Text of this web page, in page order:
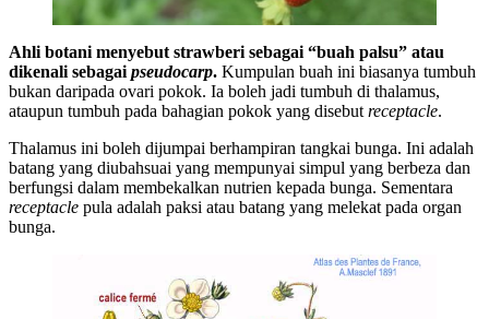
Ahli botani menyebut strawberi sebagai “buah palsu” atau
dikenali sebagai pseudocarp. Kumpulan buah ini biasanya tumbuh
bukan daripada ovari pokok. Ia boleh jadi tumbuh di thalamus,
ataupun tumbuh pada bahagian pokok yang disebut receptacle.
Thalamus ini boleh dijumpai berhampiran tangkai bunga. Ini adalah
batang yang diubahsuai yang mempunyai simpul yang berbeza dan
berfungsi dalam membekalkan nutrien kepada bunga. Sementara
receptacle pula adalah paksi atau batang yang melekat pada organ
bunga.